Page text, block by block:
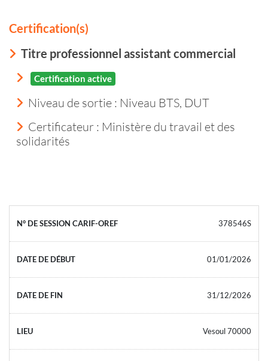
Certification(s)
Titre professionnel assistant commercial
Certification active
Niveau de sortie : Niveau BTS, DUT
Certificateur : Ministère du travail et des
solidarités
378546S
01/01/2026
31/12/2026
Vesoul 70000